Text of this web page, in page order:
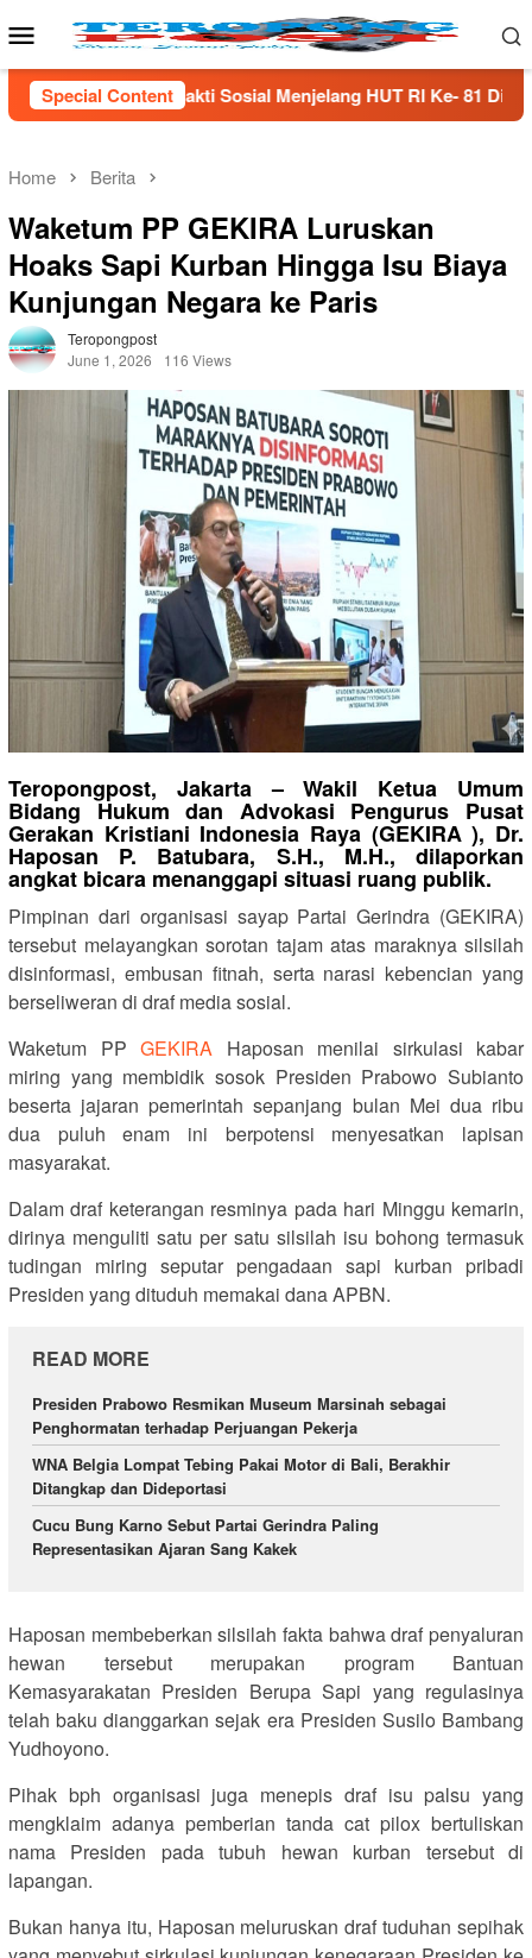
to
Mobile
Menu
Special Content
Menjelang HUT Rl Ke- 81 Di Lampung Selatan
Home Berita
Waketum PP GEKIRA Luruskan
Hoaks Sapi Kurban Hingga Isu Biaya
Kunjungan Negara ke Paris
Teropongpost
June 1, 2026
116 Views
Teropongpost, Jakarta – Wakil Ketua Umum
Bidang Hukum dan Advokasi Pengurus Pusat
Gerakan Kristiani Indonesia Raya (GEKIRA ), Dr.
Haposan P. Batubara, S.H., M.H., dilaporkan
angkat bicara menanggapi situasi ruang publik.
Pimpinan dari organisasi sayap Partai Gerindra (GEKIRA)
tersebut melayangkan sorotan tajam atas maraknya silsilah
disinformasi, embusan fitnah, serta narasi kebencian yang
berseliweran di draf media sosial.
Waketum PP GEKIRA Haposan menilai sirkulasi kabar
miring yang membidik sosok Presiden Prabowo Subianto
beserta jajaran pemerintah sepanjang bulan Mei dua ribu
dua puluh enam ini berpotensi menyesatkan lapisan
masyarakat.
Dalam draf keterangan resminya pada hari Minggu kemarin,
dirinya menguliti satu per satu silsilah isu bohong termasuk
tudingan miring seputar pengadaan sapi kurban pribadi
Presiden yang dituduh memakai dana APBN.
READ MORE
Presiden Prabowo Resmikan Museum Marsinah sebagai
Penghormatan terhadap Perjuangan Pekerja
WNA Belgia Lompat Tebing Pakai Motor di Bali, Berakhir
Ditangkap dan Dideportasi
Cucu Bung Karno Sebut Partai Gerindra Paling
Representasikan Ajaran Sang Kakek
Haposan membeberkan silsilah fakta bahwa draf penyaluran
hewan tersebut merupakan program Bantuan
Kemasyarakatan Presiden Berupa Sapi yang regulasinya
telah baku dianggarkan sejak era Presiden Susilo Bambang
Yudhoyono.
Pihak bph organisasi juga menepis draf isu palsu yang
mengklaim adanya pemberian tanda cat pilox bertuliskan
nama Presiden pada tubuh hewan kurban tersebut di
lapangan.
Bukan hanya itu, Haposan meluruskan draf tuduhan sepihak